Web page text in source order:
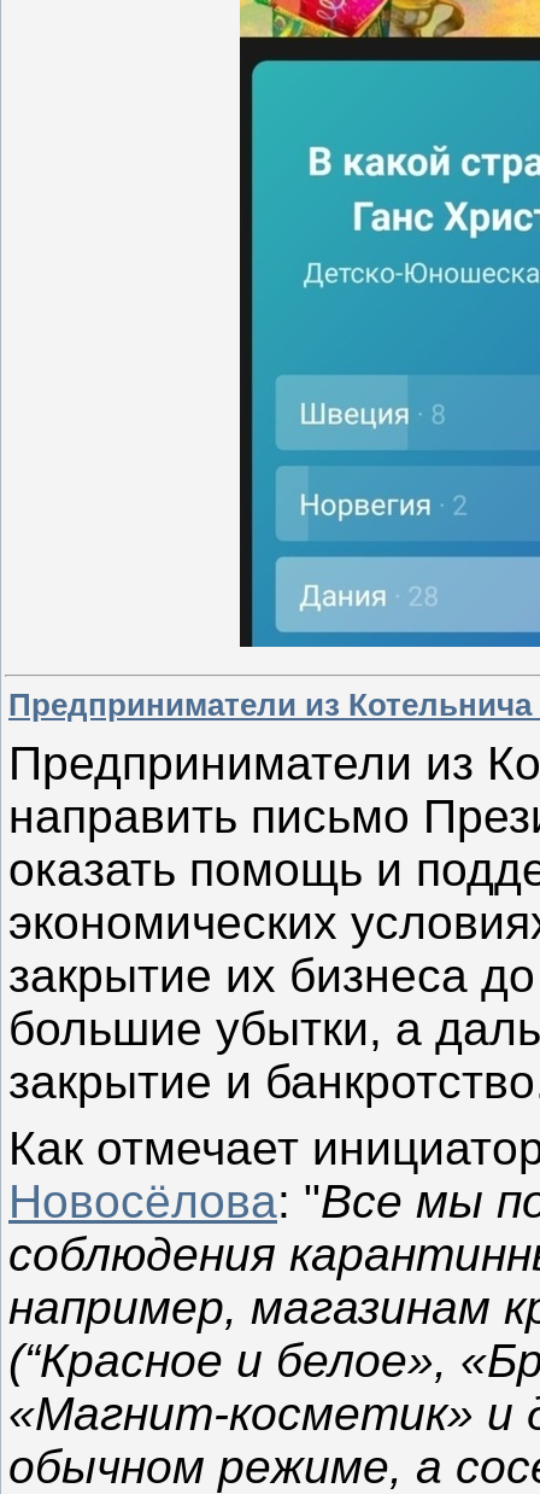
Предприниматели из
Предприниматели из
направить письмо
оказать помощь и
экономических
закрытие их бизнеса
большие убытки, а
закрытие и
Как отмечает
Новосёлова: "Все мы
соблюдения
например, магазинам
(“Красное и белое»,
«Магнит-косметик» и
обычном режиме, а